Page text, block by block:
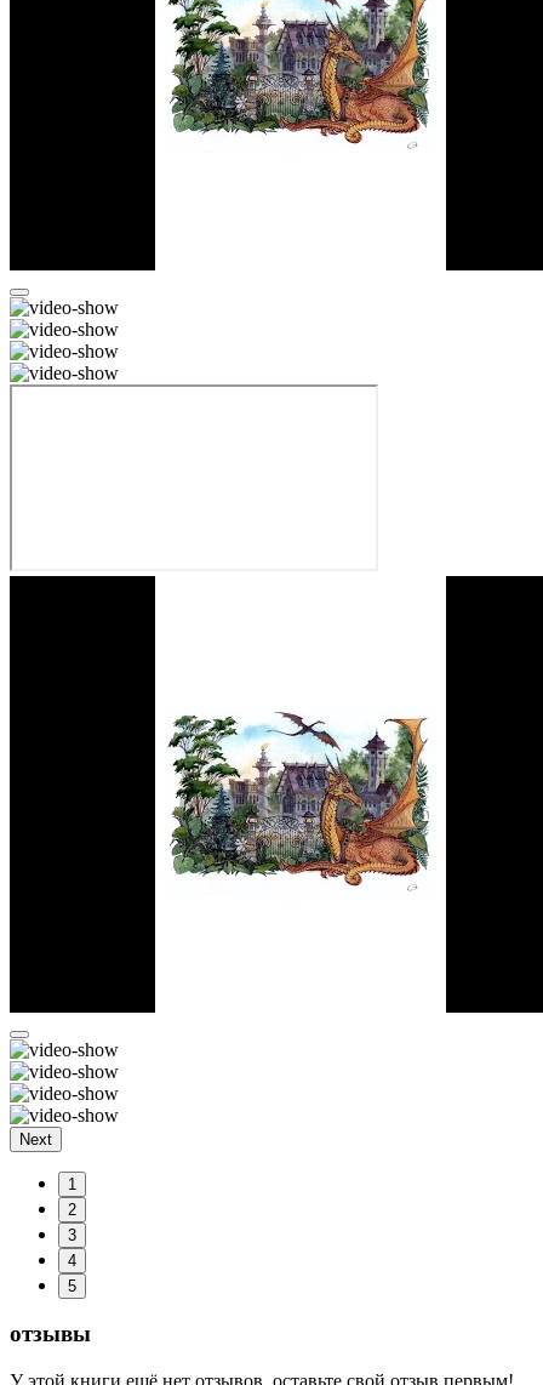
Next
1
2
3
4
5
отзывы
У этой книги ещё нет отзывов, оставьте свой отзыв первым!